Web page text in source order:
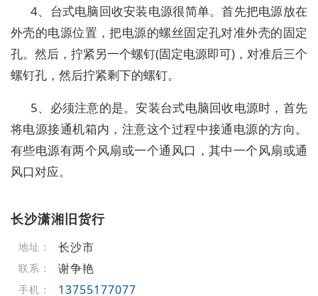
4、台式电脑回收安装电源很简单。首先把电源放在
外壳的电源位置，把电源的螺丝固定孔对准外壳的固定
孔。然后，拧紧另一个螺钉(固定电源即可)，对准后三个
螺钉孔，然后拧紧剩下的螺钉。
5、必须注意的是。安装台式电脑回收电源时，首先
将电源接通机箱内，注意这个过程中接通电源的方向。
有些电源有两个风扇或一个通风口，其中一个风扇或通
风口对应。
长沙潇湘旧货行
地址： 长沙市
联系： 谢争艳
手机： 13755177077